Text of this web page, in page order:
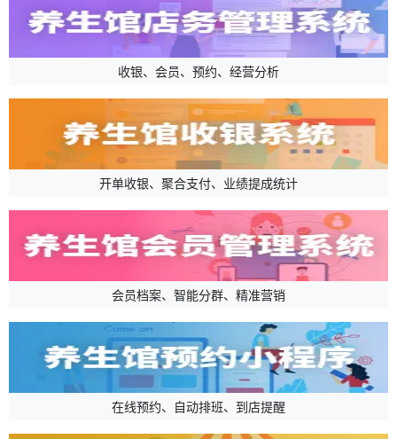
收银、会员、预约、经营分析
开单收银、聚合支付、业绩提成统计
会员档案、智能分群、精准营销
在线预约、自动排班、到店提醒